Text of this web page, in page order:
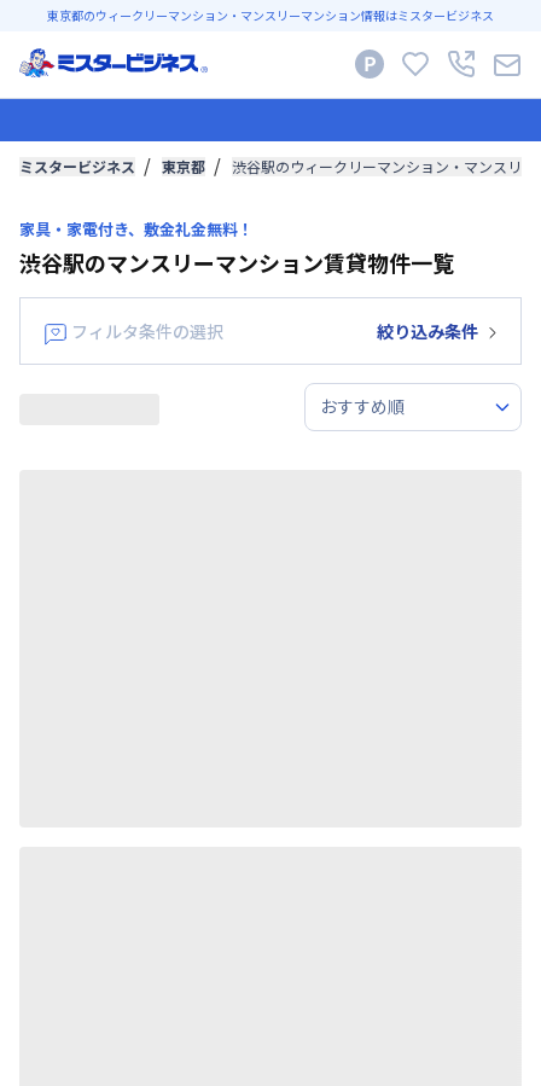
東京都のウィークリーマンション・マンスリーマンション情報はミスタービジネス
ミスタービジネス 東京都 渋谷駅のウィークリーマンション・マンスリ
家具・家電付き、敷金礼金無料！
渋谷駅のマンスリーマンション賃貸物件一覧
フィルタ条件の選択 絞り込み条件